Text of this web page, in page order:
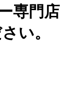
専門店
い。